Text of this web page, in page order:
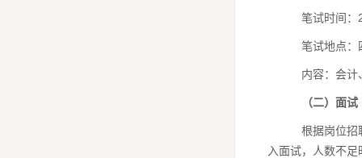
笔试时间
笔试地点
内容：会计
（二）面试
根据岗位招
入面试，人数不